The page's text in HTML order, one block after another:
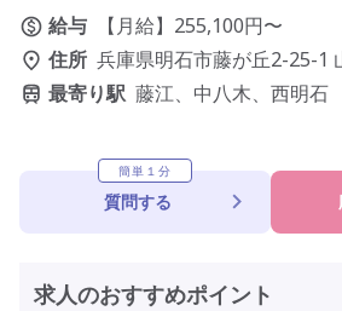
給与
【月給】255,100円〜
住所 兵庫県明石市藤が丘2-25-1
最寄り駅 藤江、中八木、西明石
簡単１分
質問する
求人のおすすめポイント